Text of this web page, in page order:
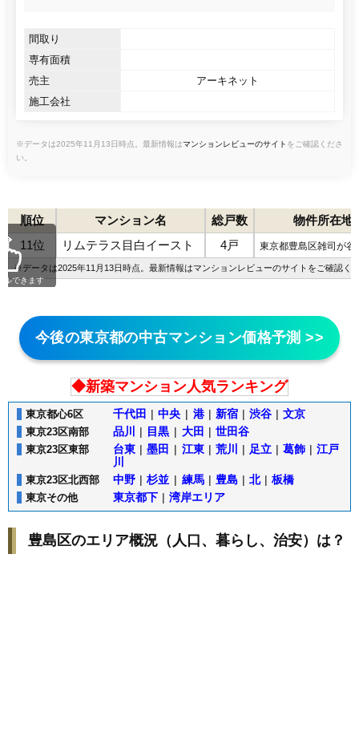
間取り
専有面積
売主
アーキネット
施工会社
※データは2025年11月13日時点。最新情報はマンションレビューのサイト をご確認くださ
い。
順位 マンション名 総戸数
物件所在地
11位
リムテラス目白イースト 4戸 東京都豊島区雑司が谷
※データは2025年11月13日時点。最新情報はマンションレビューのサイト をご確認く
ルできます
今後の東京都の中古マンション価格予測 >>
◆新築マンション人気ランキング
東京都心6区 千代田 | 中央 | 港 | 新宿 | 渋谷 | 文京
東京23区南部 品川 | 目黒 | 大田 | 世田谷
東京23区東部 台東 | 墨田 | 江東 | 荒川 | 足立 | 葛飾 | 江戸
川
東京23区北西部 中野 | 杉並 | 練馬 | 豊島 | 北 | 板橋
東京その他 東京都下 | 湾岸エリア
豊島区のエリア概況（人口、暮らし、治安）は？